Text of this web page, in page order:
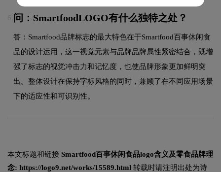
6. 问：SmartfoodLOGO有什么独特之处？
答：Smartfood品牌标志的最大特色在于Smartfood百事休闲食
品的设计运用，这一视觉元素与品牌品牌属性紧密结合，既增
强了标志的视觉冲击力和记忆度，也使品牌形象更加鲜明突
出。整体设计在保持字标风格的同时，兼顾了在不同应用场景
下的适应性和可识别性。
本文标题和链接 Smartfood百事休闲食品logo含义及零食品牌理
念: https://logo9.net/works/15589.html 转载时请注明出处为诗